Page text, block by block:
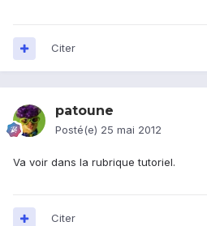
Citer
patoune
Posté(e) 25 mai 2012
Va voir dans la rubrique tutoriel.
Citer